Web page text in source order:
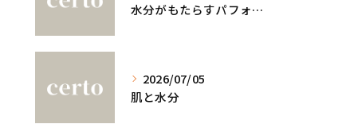
水分がもたらすパフォーマンスへの影響
2026/07/05
肌と水分